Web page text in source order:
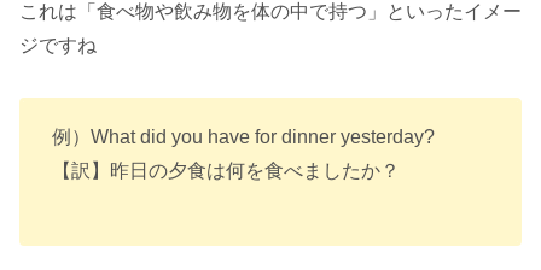
これは「食べ物や飲み物を体の中で持つ」といったイメー
ジですね
例）What did you have for dinner yesterday?
【訳】昨日の夕食は何を食べましたか？